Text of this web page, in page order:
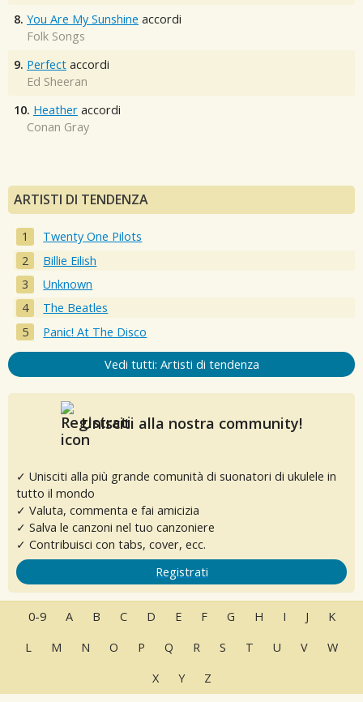
8. You Are My Sunshine accordi
Folk Songs
9. Perfect accordi
Ed Sheeran
10. Heather accordi
Conan Gray
ARTISTI DI TENDENZA
Twenty One Pilots
Billie Eilish
Unknown
The Beatles
Panic! At The Disco
Vedi tutti: Artisti di tendenza
Unisciti alla nostra community!
✓ Unisciti alla più grande comunità di suonatori di ukulele in
tutto il mondo
✓ Valuta, commenta e fai amicizia
✓ Salva le canzoni nel tuo canzoniere
✓ Contribuisci con tabs, cover, ecc.
Registrati
0-9 A B C D E F G H I J
K
L
M N O P Q R S T U V
W
X
Y Z